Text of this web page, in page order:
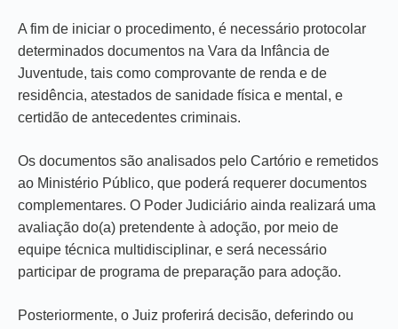
A fim de iniciar o procedimento, é necessário protocolar
determinados documentos na Vara da Infância de
Juventude, tais como comprovante de renda e de
residência, atestados de sanidade física e mental, e
certidão de antecedentes criminais.
Os documentos são analisados pelo Cartório e remetidos
ao Ministério Público, que poderá requerer documentos
complementares. O Poder Judiciário ainda realizará uma
avaliação do(a) pretendente à adoção, por meio de
equipe técnica multidisciplinar, e será necessário
participar de programa de preparação para adoção.
Posteriormente, o Juiz proferirá decisão, deferindo ou